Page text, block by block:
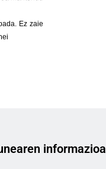
informazioa